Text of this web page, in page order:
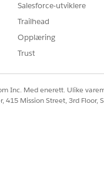
Salesforce-utviklere
Trailhead
Opplæring
Trust
Inc. Med enerett. Ulike
415 Mission Street, 3rd Floor,